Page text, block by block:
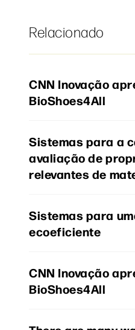
Relacionado
CNN Inovação
BioShoes4All
Sistemas para a
avaliação de
relevantes de
Sistemas para
ecoeficiente
CNN Inovação
BioShoes4All